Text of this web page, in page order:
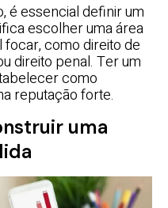
é essencial definir um
escolher uma área
como direito de
direito penal. Ter um
como
reputação forte.
uma